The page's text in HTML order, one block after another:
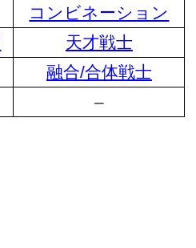
コンビネーション
天才戦士
融合/合体戦士
–